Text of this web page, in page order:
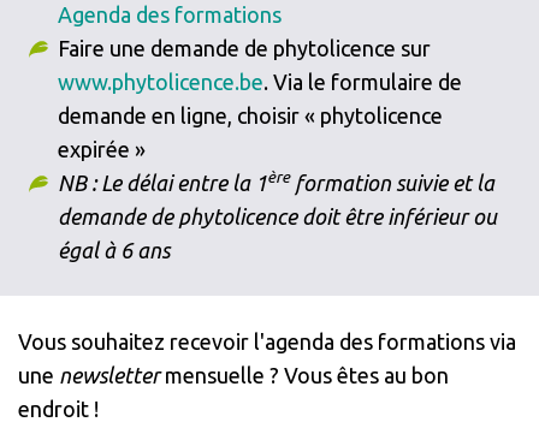
Agenda des formations
Faire une demande de phytolicence sur
www.phytolicence.be. Via le formulaire de
demande en ligne, choisir « phytolicence
expirée »
NB : Le délai entre la 1èreformation suivie et la
demande de phytolicence doit être inférieur ou
égal à 6 ans
Vous souhaitez recevoir l'agenda des formations via
une newslettermensuelle ? Vous êtes au bon
endroit !